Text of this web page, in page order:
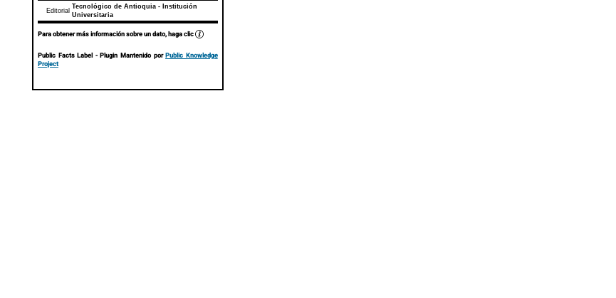
Editorial
Tecnológico de Antioquia - Institución
Universitaria
Para obtener más información sobre un dato, haga clic
Public Facts Label - Plugin Mantenido porPublic Knowledge
Project